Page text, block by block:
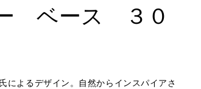
ベース ３０
よるデザイン。自然からインスパイアさ